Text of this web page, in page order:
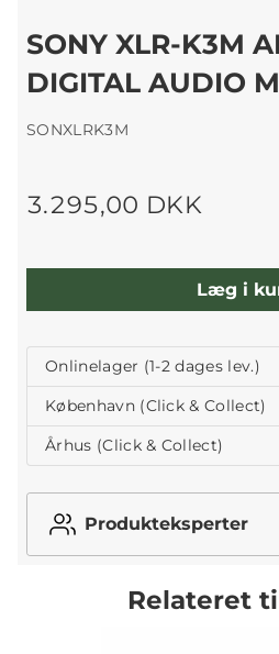
SONY XLR-K3M
DIGITAL AUDIO
SONXLRK3M
3.295,00 DKK
Læg i
Onlinelager (1-2 dages lev.)
København (Click & Collect)
Århus (Click & Collect)
Produkteksperter
Relateret